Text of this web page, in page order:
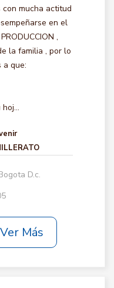
mucha actitud
en el
,
la familia , por lo
a que:
D.c.
Ver Más